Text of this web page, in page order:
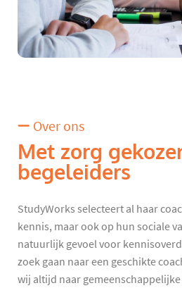
Over ons
Met zorg
begeleiders
StudyWorks selecteert al haar
kennis, maar ook op hun sociale
natuurlijk gevoel voor
zoek gaan naar een geschikte
wij altijd naar